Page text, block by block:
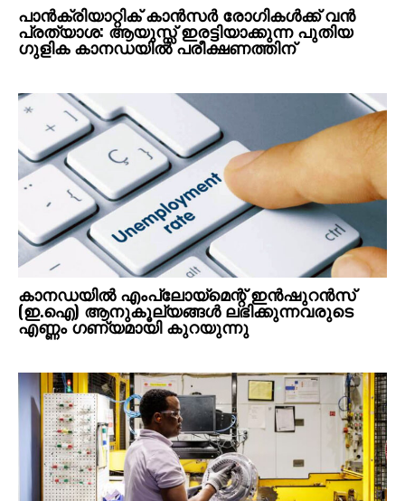
പാൻക്രിയാറ്റിക് കാൻസർ രോഗികൾക്ക് വൻ
പ്രത്യാശ: ആയുസ്സ് ഇരട്ടിയാക്കുന്ന പുതിയ
ഗുളിക കാനഡയിൽ പരീക്ഷണത്തിന്
കാനഡയിൽ എംപ്ലോയ്‌മെന്റ് ഇൻഷുറൻസ്
(ഇ.ഐ) ആനുകൂല്യങ്ങൾ ലഭിക്കുന്നവരുടെ
എണ്ണം ഗണ്യമായി കുറയുന്നു